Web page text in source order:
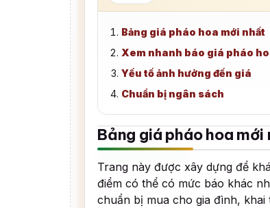
Bảng giá pháo hoa mới nhất
Xem nhanh báo giá pháo
Yếu tố ảnh hưởng đến giá
Chuẩn bị ngân sách
Bảng giá pháo hoa
Trang này được xây dựng để
điểm có thể có mức báo khác
chuẩn bị mua cho gia đình,